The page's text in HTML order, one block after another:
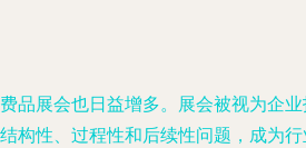
品展会也日益增多。展会被视为企
构性、过程性和后续性问题，成为